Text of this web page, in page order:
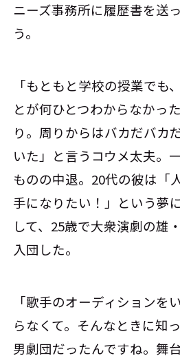
ニーズ事務所に履歴書を送
う。
「もともと学校の授業でも
とが何ひとつわからなかっ
り。周りからはバカだバカ
いた」と言うコウメ太夫。
ものの中退。20代の彼は「
手になりたい！」という夢
して、25歳で大衆演劇の雄
入団した。
「歌手のオーディションを
らなくて。そんなときに知
男劇団だったんですね。舞